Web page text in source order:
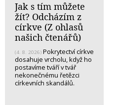
Jak s tím můžete
žít? Odcházím z
církve (Z ohlasů
našich čtenářů)
(4. 8. 2026) Pokrytectví církve
dosahuje vrcholu, když ho
postavíme tváří v tvář
nekonečnému řetězci
církevních skandálů.